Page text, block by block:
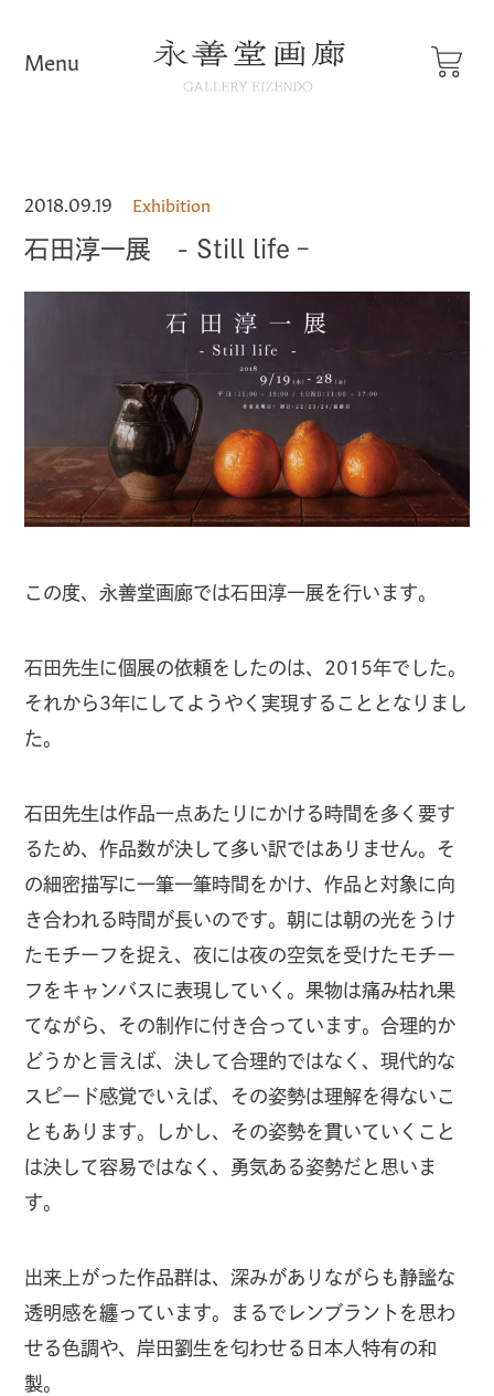
2018.09.19 Exhibition
石田淳一展 - Still life –
この度、永善堂画廊では石田淳一展を行います。
石田先生に個展の依頼をしたのは、 2015年でした。
それから3年にしてようやく実現することとなりまし
た。
石田先生は作品一点あたりにかける時間を多く要す
るため、作品数が決して多い訳ではありません。そ
の細密描写に一筆一筆時間をかけ、作品と対象に向
き合われる時間が長いのです。朝には朝の光をうけ
たモチーフを捉え、夜には夜の空気を受けたモチー
フをキャンバスに表現していく。果物は痛み枯れ果
てながら、その制作に付き合っています。合理的か
どうかと言えば、決して合理的ではなく、現代的な
スピード感覚でいえば、その姿勢は理解を得ないこ
ともあります。しかし、その姿勢を貫いていくこと
は決して容易ではなく、勇気ある姿勢だと思いま
す。
出来上がった作品群は、深みがありながらも静謐な
透明感を纏っています。まるでレンブラントを思わ
せる色調や、岸田劉生を匂わせる日本人特有の和
製。